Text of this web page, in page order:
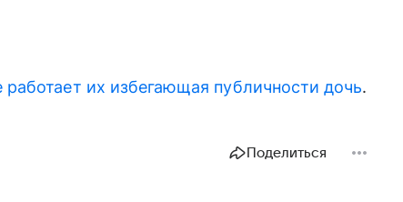
работает их избегающая публичности дочь.
Поделиться